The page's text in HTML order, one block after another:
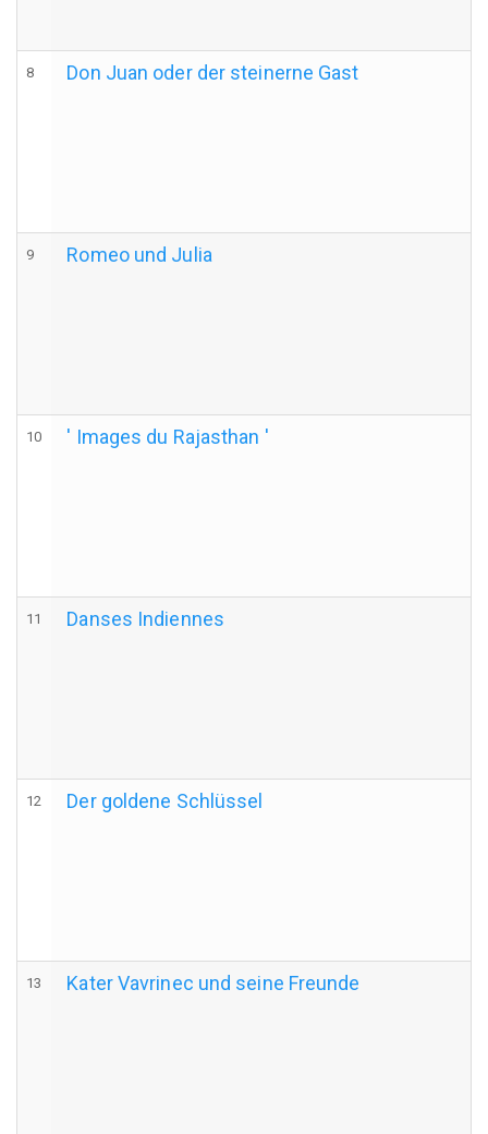
8 Don Juan oder der steinerne Gast
9 Romeo und Julia
10 ' Images du Rajasthan '
11 Danses Indiennes
12 Der goldene Schlüssel
13 Kater Vavrinec und seine Freunde